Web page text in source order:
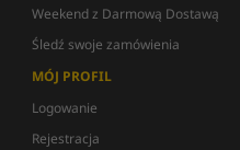
Weekend z Darmową Dostawą
Śledź swoje zamówienia
MÓJ PROFIL
Logowanie
Rejestracja